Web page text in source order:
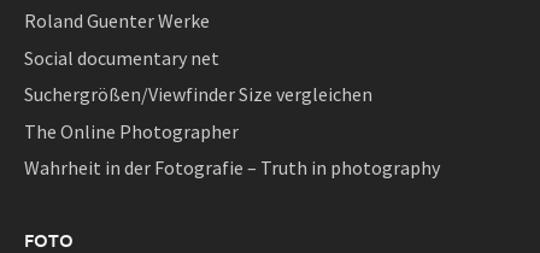
Roland Guenter Werke
Social documentary net
Suchergrößen/Viewfinder Size vergleichen
The Online Photographer
Wahrheit in der Fotografie – Truth in photography
FOTO